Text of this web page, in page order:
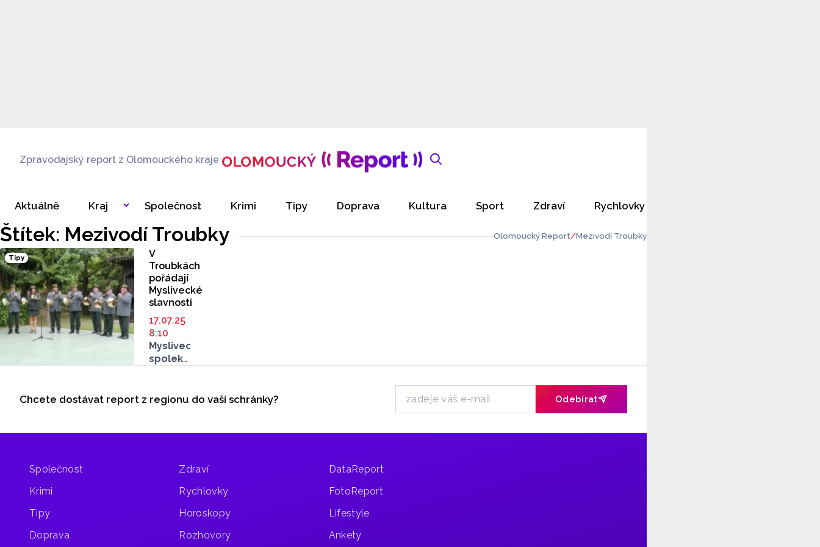
Zpravodajský report z Olomouckého kraje
Aktuálně Kraj Společnost Krimi Tipy Doprava Kultura Sport Zdraví Rychlovky
Štítek: Mezivodí Troubky Olomoucký Report Mezivodí Troubky
Tipy
V
Troubkách
pořádají
Myslivecké
slavnosti
17.07.25
8:10
Myslivecký
spolek
pořádá
července
Ve svatostánku
troubeckých
Hubertova
na Konírně
Odběr newsletteru
Chcete dostávat report z regionu do vaší schránky? Odebírat
Společnost
Krimi
Tipy
Doprava
Zdraví
Rychlovky
Horoskopy
Rozhovory
DataReport
FotoReport
Lifestyle
Ankety